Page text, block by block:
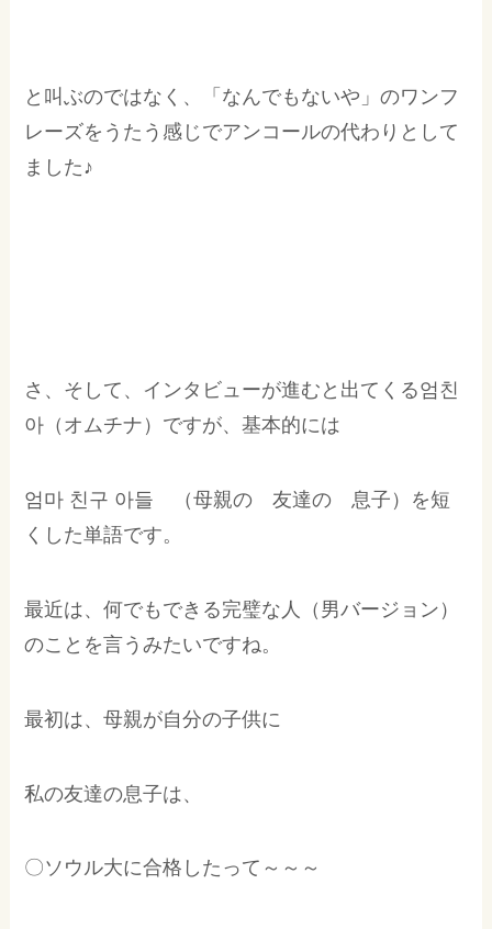
と叫ぶのではなく、「なんでもないや」のワンフ
レーズをうたう感じでアンコールの代わりとして
ました♪
さ、そして、インタビューが進むと出てくる엄친
아（オムチナ）ですが、基本的には
엄마 친구 아들 （母親の 友達の 息子）を短
くした単語です。
最近は、何でもできる完璧な人（男バージョン）
のことを言うみたいですね。
最初は、母親が自分の子供に
私の友達の息子は、
〇ソウル大に合格したって～～～